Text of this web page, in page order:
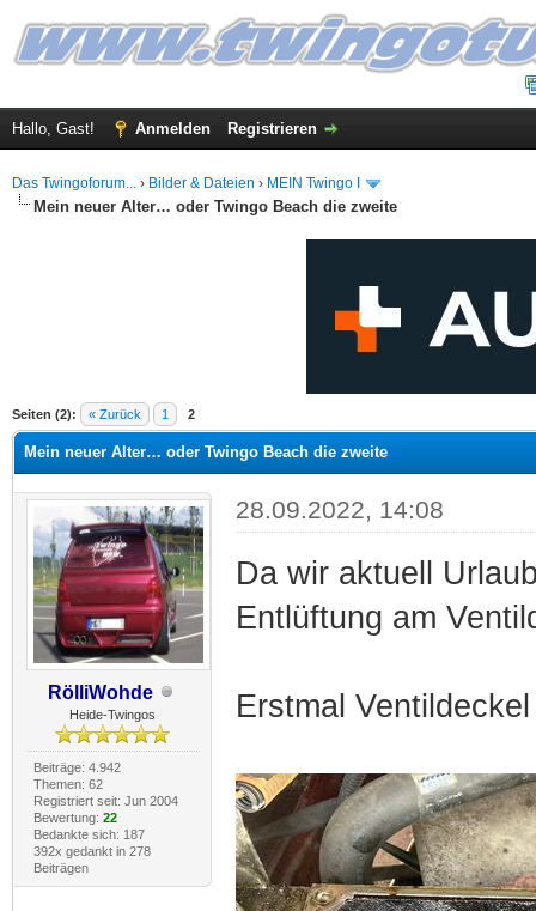
Hallo, Gast! Anmelden Registrieren
Das Twingoforum... › Bilder & Dateien › MEIN Twingo I
Mein neuer Alter… oder Twingo Beach die zweite
Seiten (2): « Zurück 1 2
Durchschnitt
Mein neuer Alter… oder Twingo Beach die zweite
RölliWohde
Heide-Twingos
Beiträge: 4.942
Themen: 62
Registriert seit: Jun 2004
Bewertung: 22
Bedankte sich: 187
392x gedankt in 278
Beiträgen
28.09.2022, 14:08
Da wir aktuell
Entlüftung am
Erstmal